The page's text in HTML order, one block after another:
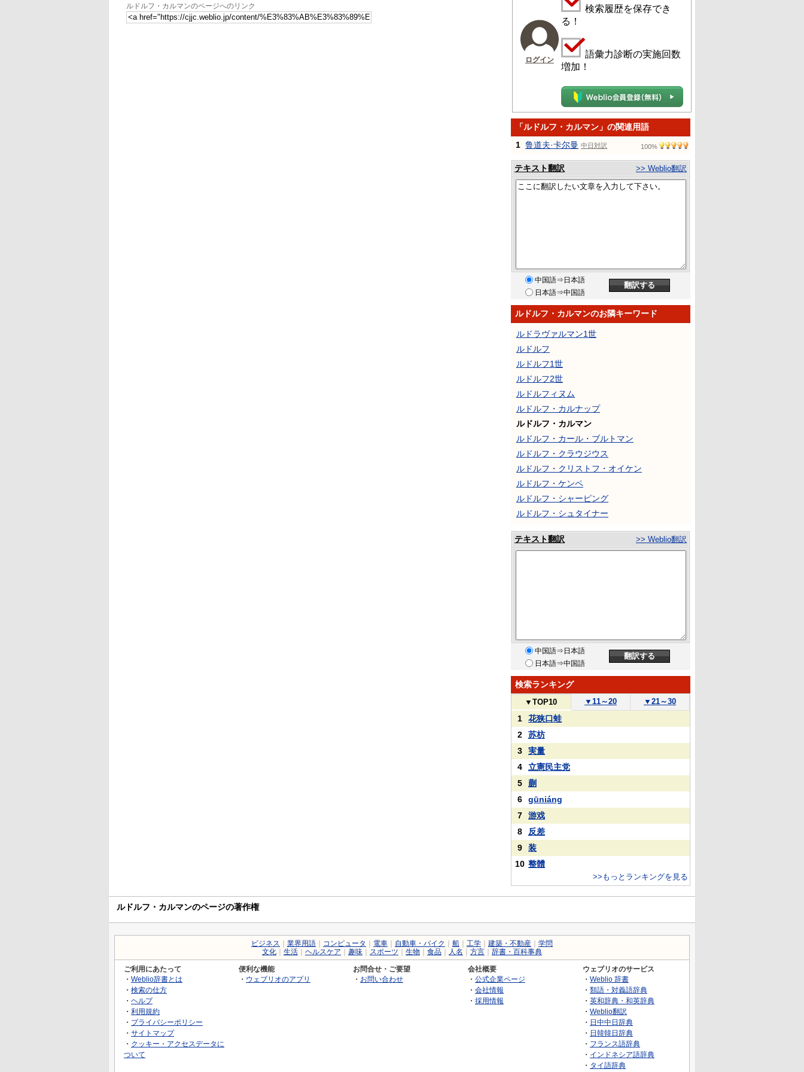
ルドルフ・カルマンのページへのリンク
ログイン
検索履歴を保存でき
る！
語彙力診断の実施回数
増加！
「ルドルフ・カルマン」の関連用語
1 鲁道夫·卡尔曼 中日対訳 100%
テキスト翻訳 >> Weblio翻訳
中国語⇒日本語
日本語⇒中国語
ルドルフ・カルマンのお隣キーワード
ルドラヴァルマン1世
ルドルフ
ルドルフ1世
ルドルフ2世
ルドルフィヌム
ルドルフ・カルナップ
ルドルフ・カルマン
ルドルフ・カール・ブルトマン
ルドルフ・クラウジウス
ルドルフ・クリストフ・オイケン
ルドルフ・ケンペ
ルドルフ・シャーピング
ルドルフ・シュタイナー
テキスト翻訳 >> Weblio翻訳
中国語⇒日本語
日本語⇒中国語
検索ランキング
▼ TOP10 ▼ 11～20 ▼ 21～30
1
花狭口蛙
2
苏枋
3
実量
4
立憲民主党
5
蒯
6
gūniáng
7
游戏
8
反差
9
装
10 整體
>>もっとランキングを見る
ルドルフ・カルマンのページの著作権
ビジネス 業界用語 コンピュータ 電車 自動車・バイク 船 工学 建築・不動産
学問
文化
生活 ヘルスケア 趣味 スポーツ 生物 食品 人名 方言 辞書・百科事典
ご利用にあたって
・ Weblio辞書とは
・ 検索の仕方
・ ヘルプ
・ 利用規約
・ プライバシーポリシー
・ サイトマップ
・ クッキー・アクセスデータに
ついて
便利な機能
・ ウェブリオのアプリ
お問合せ・ご要望
・ お問い合わせ
会社概要
・ 公式企業ページ
・ 会社情報
・ 採用情報
ウェブリオのサービス
・ Weblio 辞書
・ 類語・対義語辞典
・ 英和辞典・和英辞典
・ Weblio翻訳
・ 日中中日辞典
・ 日韓韓日辞典
・ フランス語辞典
・ インドネシア語辞典
・ タイ語辞典